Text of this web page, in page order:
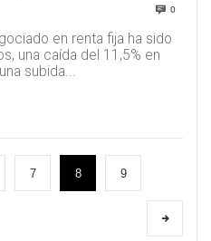
0
en renta fija ha sido
una caída del 11,5% en
subida...
7 8 9